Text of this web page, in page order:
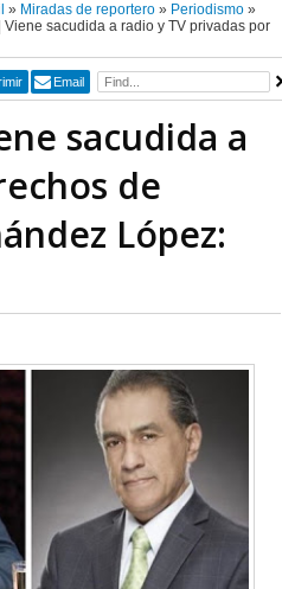
» Miradas de reportero» Periodismo»
Viene sacudida a radio y TV privadas por
Email
sacudida a
de
López: